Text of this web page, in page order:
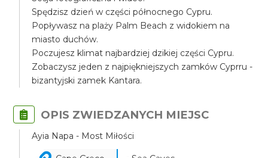
Spędzisz dzień w części północnego Cypru.
Popływasz na plaży Palm Beach z widokiem na
miasto duchów.
Poczujesz klimat najbardziej dzikiej części Cypru.
Zobaczysz jeden z najpiękniejszych zamków Cyprru -
bizantyjski zamek Kantara.
OPIS ZWIEDZANYCH MIEJSC
Ayia Napa - Most Miłości